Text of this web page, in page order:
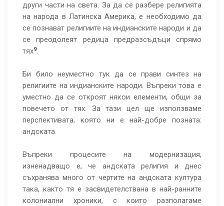
други части на света. За да се разбере религията
на народа в Латинска Америка, е необходимо да
се познават религиите на индианските народи и да
се преодолеят редица предразсъдъци спрямо
тях9.
Би било неуместно тук да се прави синтез на
религиите на индианските народи. Въпреки това е
уместно да се откроят някои елементи, общи за
повечето от тях. За тази цел ще използваме
перспективата, която ни е най-добре позната:
андската.
Въпреки процесите на модернизация,
изненадващо е, че андската религия и днес
съхранява много от чертите на андската култура
така, както тя е засвидетелствана в най-ранните
колониални хроники, с които разполагаме